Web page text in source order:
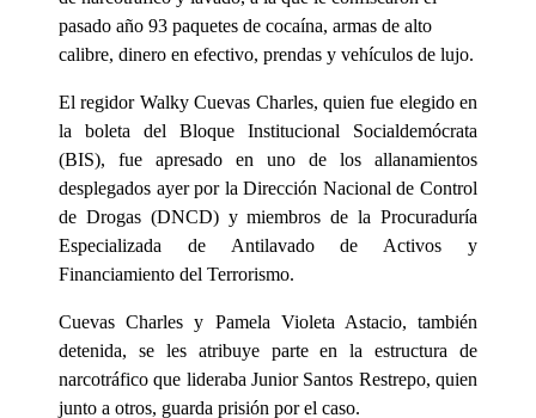
pasado año 93 paquetes de cocaína, armas de alto
calibre, dinero en efectivo, prendas y vehículos de lujo.
El regidor Walky Cuevas Charles, quien fue elegido en
la boleta del Bloque Institucional Socialdemócrata
(BIS), fue apresado en uno de los allanamientos
desplegados ayer por la Dirección Nacional de Control
de Drogas (DNCD) y miembros de la Procuraduría
Especializada de Antilavado de Activos y
Financiamiento del Terrorismo.
Cuevas Charles y Pamela Violeta Astacio, también
detenida, se les atribuye parte en la estructura de
narcotráfico que lideraba Junior Santos Restrepo, quien
junto a otros, guarda prisión por el caso.